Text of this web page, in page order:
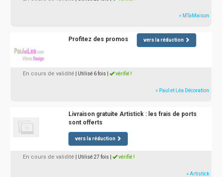
» MTaMaison
Profitez des promos vers la réduction
En cours de validité | Utilisé 6 fois vérifié !
» Paul et Léa Décoration
Livraison gratuite Artistick : les frais de ports
sont offerts
vers la réduction
En cours de validité | Utilisé 27 fois vérifié !
» Artistick